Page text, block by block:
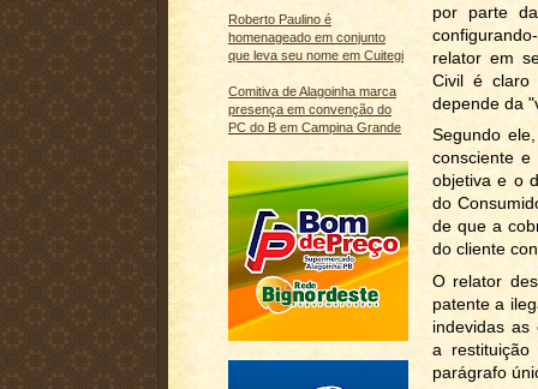
Roberto Paulino é
homenageado em conjunto
que leva seu nome em Cuitegi
Comitiva de Alagoinha marca
presença em convenção do
PC do B em Campina Grande
por parte
relator em
Civil é claro
depende da
Segundo
consciente
objetiva e o
do
de que a
do cliente
O relator
patente a
indevidas as
a
parágrafo